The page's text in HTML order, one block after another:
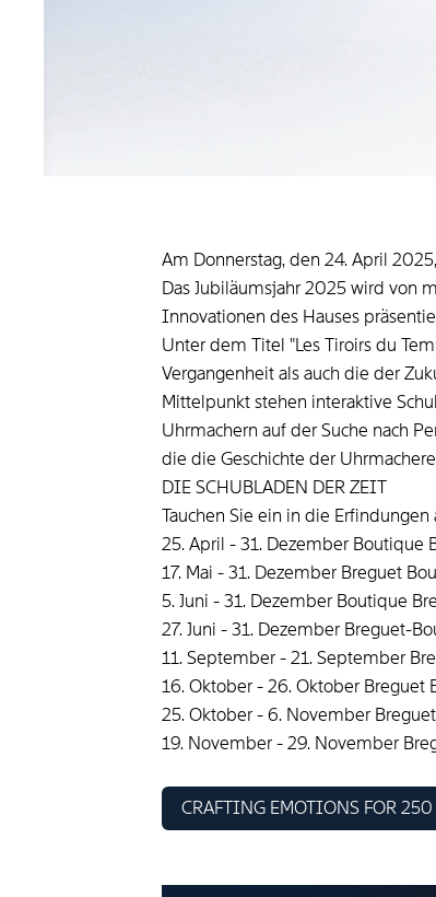
Am Donnerstag, den 24. April
Das Jubiläumsjahr 2025 wird von
Innovationen des Hauses
Unter dem Titel "Les Tiroirs du
Vergangenheit als auch die der
Mittelpunkt stehen interaktive
Uhrmachern auf der Suche nach
die die Geschichte der
DIE SCHUBLADEN DER ZEIT
Tauchen Sie ein in die
25. April - 31. Dezember Boutique
17. Mai - 31. Dezember Breguet
5. Juni - 31. Dezember Boutique
27. Juni - 31. Dezember Breguet-
11. September - 21. September
16. Oktober - 26. Oktober Breguet
25. Oktober - 6. November
19. November - 29. November
CRAFTING EMOTIONS FOR 250